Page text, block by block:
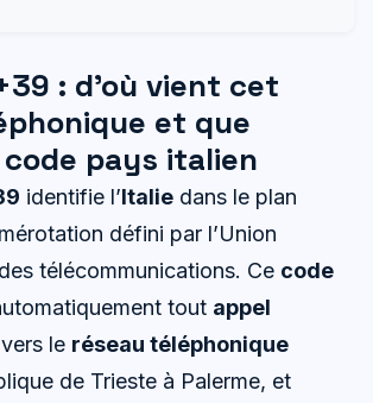
: d’où vient cet
et que
pays italien
identifie l’Italie dans le plan
défini par l’Union
télécommunications. Ce code
tout appel
vers le réseau téléphonique
de Trieste à Palerme, et